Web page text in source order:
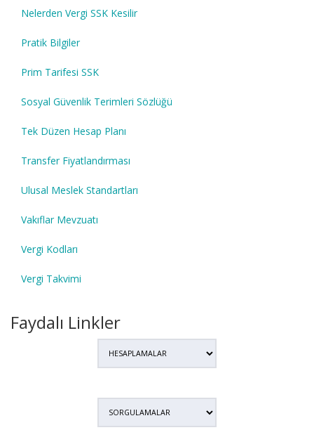
Nelerden Vergi SSK Kesilir
Pratik Bilgiler
Prim Tarifesi SSK
Sosyal Güvenlik Terimleri Sözlüğü
Tek Düzen Hesap Planı
Transfer Fiyatlandırması
Ulusal Meslek Standartları
Vakıflar Mevzuatı
Vergi Kodları
Vergi Takvimi
Faydalı Linkler